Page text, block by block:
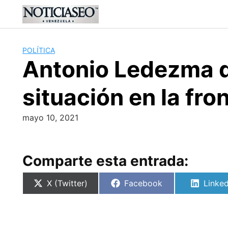
content
POLÍTICA
Antonio Ledezma
situación en la
mayo 10, 2021
Comparte esta entrada:
Compartir
X (Twitter)
Compartir
Facebook